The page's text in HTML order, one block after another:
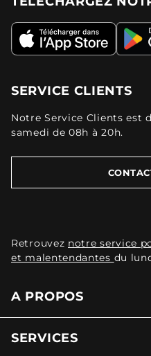
SERVICE CLIENTS
Notre Service Clients est
samedi de 08h à 20h.
Retrouvez notre service
et malentendantes du
A PROPOS
SERVICES